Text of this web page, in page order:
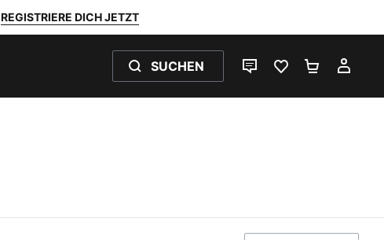
REGISTRIERE DICH JETZT
SUCHEN
LIVE-CHATFAVORITEN 0